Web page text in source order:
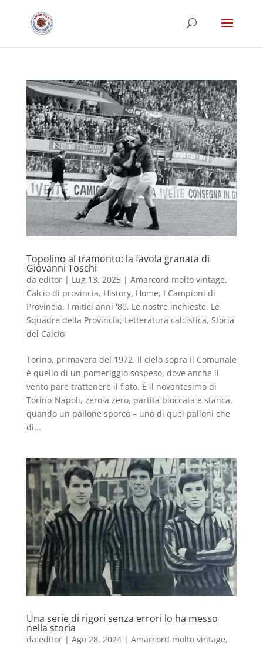
Topolino al tramonto: la favola granata di
Giovanni Toschi
da editor| Lug 13, 2025| Amarcord molto vintage,
Calcio di provincia, History, Home, I Campioni di
Provincia, I mitici anni '80, Le nostre inchieste, Le
Squadre della Provincia, Letteratura calcistica, Storia
del Calcio
Torino, primavera del 1972. Il cielo sopra il Comunale
è quello di un pomeriggio sospeso, dove anche il
vento pare trattenere il fiato. È il novantesimo di
Torino-Napoli, zero a zero, partita bloccata e stanca,
quando un pallone sporco – uno di quei palloni che
di...
Una serie di rigori senza errori lo ha messo
nella storia
da editor| Ago 28, 2024| Amarcord molto vintage,